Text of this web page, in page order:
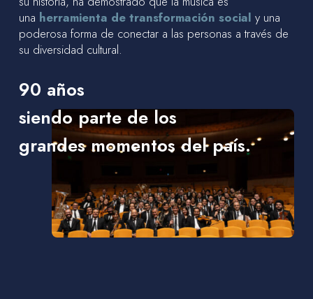
una herramienta de transformación social y una
poderosa forma de conectar a las personas a través de
su diversidad cultural.
90 años
siendo parte de los
grandes momentos del país.